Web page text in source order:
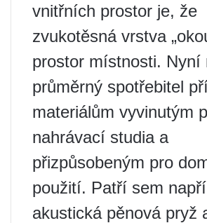
vnitřních prostor je, že
zvukotěsná vrstva
prostor místnosti. Nyní
průměrný spotřebitel
materiálům vyvinutým
nahrávací studia a
přizpůsobeným pro
použití. Patří sem
akustická pěnová pryž